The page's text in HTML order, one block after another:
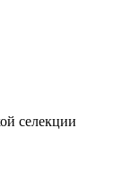
селекции